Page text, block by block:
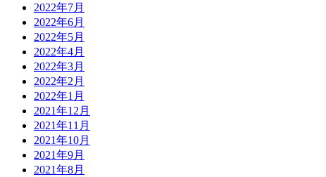
2022年7月
2022年6月
2022年5月
2022年4月
2022年3月
2022年2月
2022年1月
2021年12月
2021年11月
2021年10月
2021年9月
2021年8月